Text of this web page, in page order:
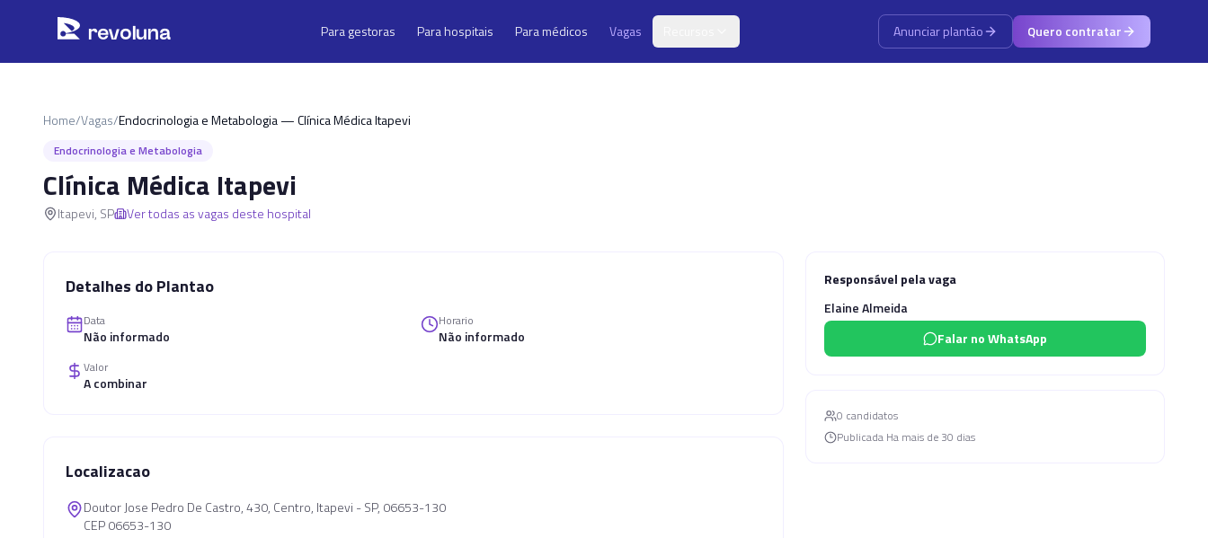
revoluna Para gestoras Para hospitais Para médicos Vagas Anunciar plantão Quero contratar
Home/Vagas/Endocrinologia e Metabologia — Clínica Médica Itapevi
Endocrinologia e Metabologia
Clínica Médica Itapevi
Itapevi, SP Ver todas as vagas deste hospital
Detalhes do Plantao
Data
Não informado
Horario
Não informado
Valor
A combinar
Localizacao
Doutor Jose Pedro De Castro, 430, Centro, Itapevi - SP, 06653-130
CEP 06653-130
Responsável pela vaga
Elaine Almeida
Falar no WhatsApp
0 candidatos
Publicada Ha mais de 30 dias